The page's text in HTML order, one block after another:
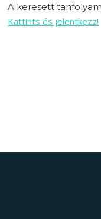
A keresett
Kattints és jelentkezz!